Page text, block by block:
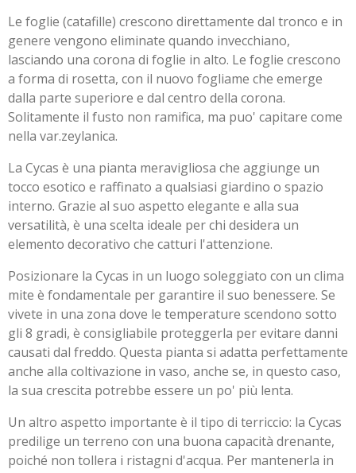
Le foglie (catafille) crescono direttamente dal tronco e in
genere vengono eliminate quando invecchiano,
lasciando una corona di foglie in alto. Le foglie crescono
a forma di rosetta, con il nuovo fogliame che emerge
dalla parte superiore e dal centro della corona.
Solitamente il fusto non ramifica, ma puo' capitare come
nella var.zeylanica.
La Cycas è una pianta meravigliosa che aggiunge un
tocco esotico e raffinato a qualsiasi giardino o spazio
interno. Grazie al suo aspetto elegante e alla sua
versatilità, è una scelta ideale per chi desidera un
elemento decorativo che catturi l'attenzione.
Posizionare la Cycas in un luogo soleggiato con un clima
mite è fondamentale per garantire il suo benessere. Se
vivete in una zona dove le temperature scendono sotto
gli 8 gradi, è consigliabile proteggerla per evitare danni
causati dal freddo. Questa pianta si adatta perfettamente
anche alla coltivazione in vaso, anche se, in questo caso,
la sua crescita potrebbe essere un po' più lenta.
Un altro aspetto importante è il tipo di terriccio: la Cycas
predilige un terreno con una buona capacità drenante,
poiché non tollera i ristagni d'acqua. Per mantenerla in